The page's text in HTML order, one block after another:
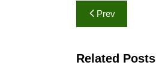
Post
navigation
Prev
Related Posts